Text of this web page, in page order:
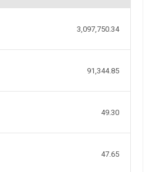
3,097,750.34
91,344.85
49.30
47.65